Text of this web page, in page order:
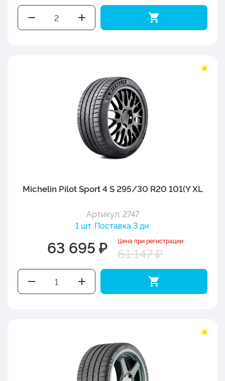
Michelin Pilot Sport 4 S 295/30 R20 101(Y XL
Артикул: 2747
1 шт. Поставка 3 дн.
63 695 ₽ Цена при регистрации
61 147 ₽